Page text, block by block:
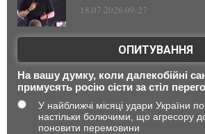
18.07.2026 09:27
ОПИТУВАННЯ
На вашу думку, коли далекобійні
примусять росію сісти за стіл
У найближчі місяці удари України по
настільки болючими, що агресору
поновити перемовини